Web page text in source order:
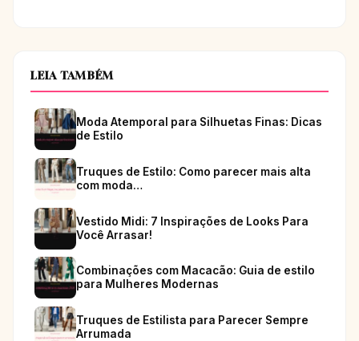
LEIA TAMBÉM
Moda Atemporal para Silhuetas Finas: Dicas
de Estilo
Truques de Estilo: Como parecer mais alta
com moda…
Vestido Midi: 7 Inspirações de Looks Para
Você Arrasar!
Combinações com Macacão: Guia de estilo
para Mulheres Modernas
Truques de Estilista para Parecer Sempre
Arrumada